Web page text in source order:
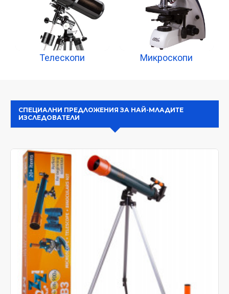
Телескопи Микроскопи
СПЕЦИАЛНИ ПРЕДЛОЖЕНИЯ ЗА НАЙ-МЛАДИТЕ
ИЗСЛЕДОВАТЕЛИ